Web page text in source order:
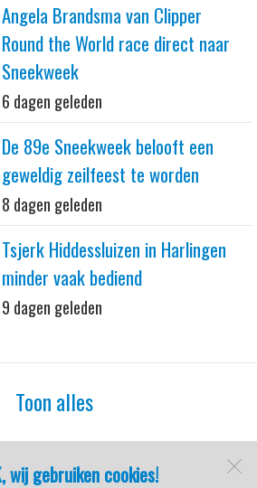
wij gebruiken cookies!
Angela Brandsma van Clipper
Round the World race direct naar
Sneekweek
6 dagen geleden
De 89e Sneekweek belooft een
geweldig zeilfeest te worden
8 dagen geleden
Tsjerk Hiddessluizen in Harlingen
minder vaak bediend
9 dagen geleden
Toon alles
watersport-tv